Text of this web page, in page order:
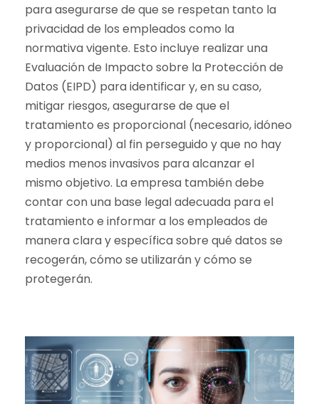
para asegurarse de que se respetan tanto la
privacidad de los empleados como la
normativa vigente. Esto incluye realizar una
Evaluación de Impacto sobre la Protección de
Datos (EIPD) para identificar y, en su caso,
mitigar riesgos, asegurarse de que el
tratamiento es proporcional (necesario, idóneo
y proporcional) al fin perseguido y que no hay
medios menos invasivos para alcanzar el
mismo objetivo. La empresa también debe
contar con una base legal adecuada para el
tratamiento e informar a los empleados de
manera clara y específica sobre qué datos se
recogerán, cómo se utilizarán y cómo se
protegerán.